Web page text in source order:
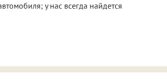
у нас всегда найдется
зарядиться энергией!
в удобных условиях.